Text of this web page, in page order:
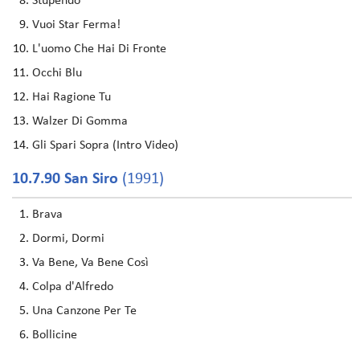
Vuoi Star Ferma!
L'uomo Che Hai Di Fronte
Occhi Blu
Hai Ragione Tu
Walzer Di Gomma
Gli Spari Sopra (Intro Video)
10.7.90 San Siro (1991)
Brava
Dormi, Dormi
Va Bene, Va Bene Così
Colpa d'Alfredo
Una Canzone Per Te
Bollicine